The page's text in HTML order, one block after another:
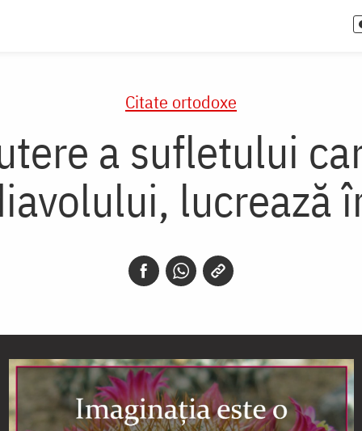
Citate ortodoxe
a sufletului
lucrează